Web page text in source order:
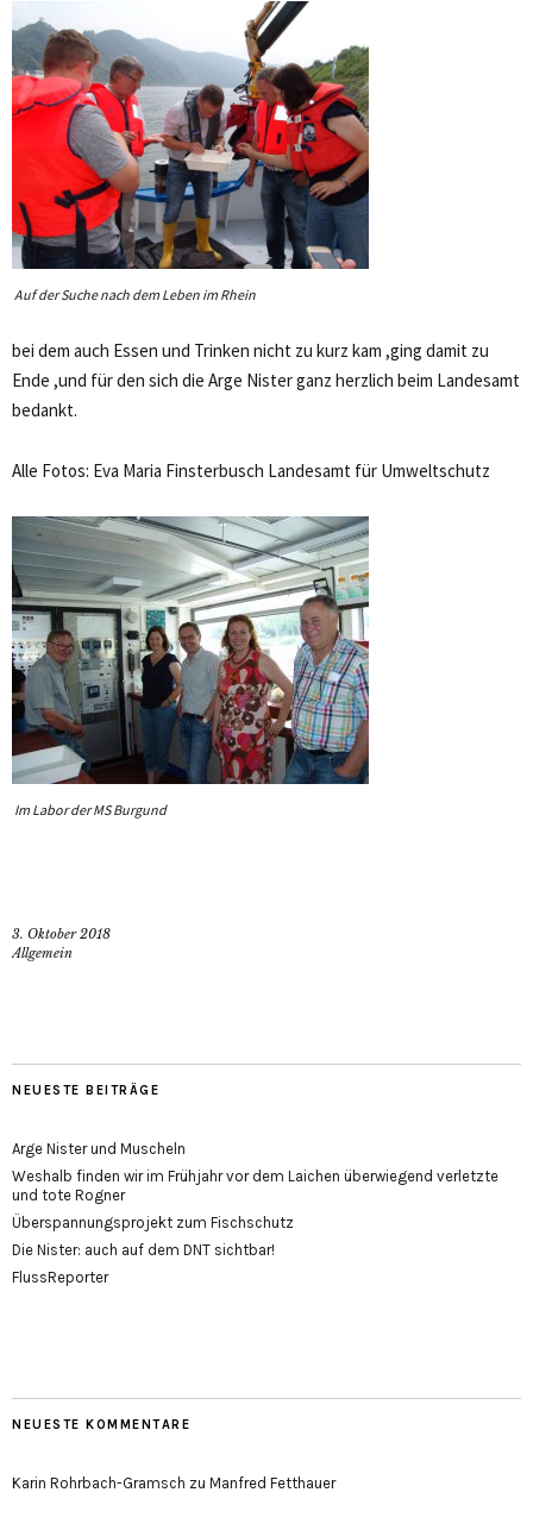
Auf der Suche nach dem Leben im Rhein
bei dem auch Essen und Trinken nicht zu kurz kam ,ging damit zu
Ende ,und für den sich die Arge Nister ganz herzlich beim Landesamt
bedankt.
Alle Fotos: Eva Maria Finsterbusch Landesamt für Umweltschutz
Im Labor der MS Burgund
3. Oktober 2018
Allgemein
NEUESTE BEITRÄGE
Arge Nister und Muscheln
Weshalb finden wir im Frühjahr vor dem Laichen überwiegend verletzte
und tote Rogner
Überspannungsprojekt zum Fischschutz
Die Nister: auch auf dem DNT sichtbar!
FlussReporter
NEUESTE KOMMENTARE
Karin Rohrbach-Gramsch zu Manfred Fetthauer